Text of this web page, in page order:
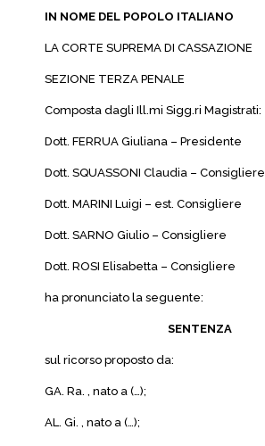
IN NOME DEL POPOLO ITALIANO
LA CORTE SUPREMA DI CASSAZIONE
SEZIONE TERZA PENALE
Composta dagli Ill.mi Sigg.ri Magistrati:
Dott. FERRUA Giuliana – Presidente
Dott. SQUASSONI Claudia – Consigliere
Dott. MARINI Luigi – est. Consigliere
Dott. SARNO Giulio – Consigliere
Dott. ROSI Elisabetta – Consigliere
ha pronunciato la seguente:
SENTENZA
sul ricorso proposto da:
GA. Ra. , nato a (…);
AL. Gi. , nato a (…);